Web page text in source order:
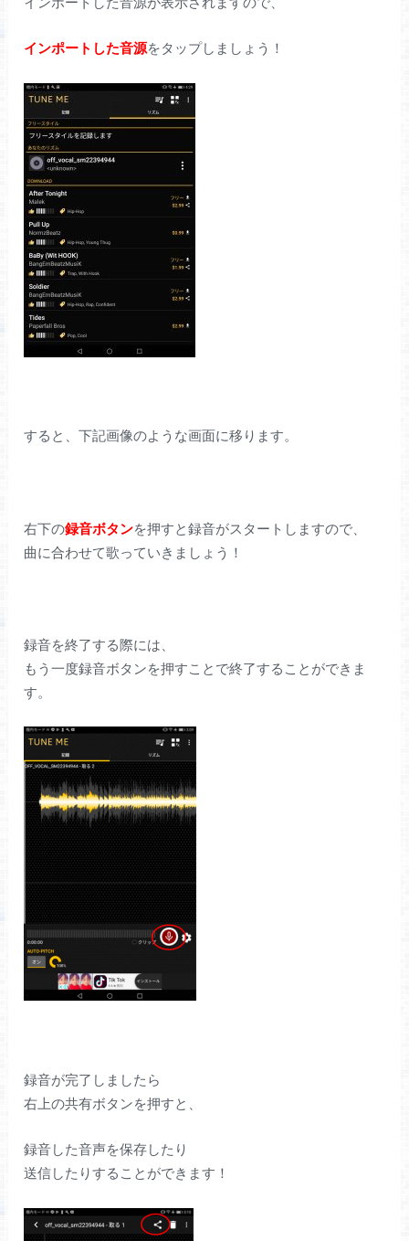
インポートした音源をタップしましょう！
すると、下記画像のような画面に移ります。
右下の録音ボタンを押すと録音がスタートしますので、
曲に合わせて歌っていきましょう！
録音を終了する際には、
もう一度録音ボタンを押すことで終了することができま
す。
録音が完了しましたら
右上の共有ボタンを押すと、
録音した音声を保存したり
送信したりすることができます！